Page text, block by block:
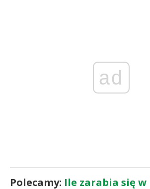
ad
Polecamy: Ile zarabia się w